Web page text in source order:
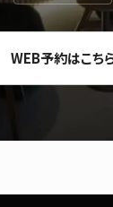
WEB予約はこち